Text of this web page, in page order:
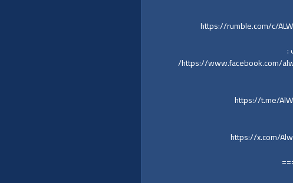
https://rumble.com/c/
:
https://www.facebook.com/
https://t.me/
https://x.com/